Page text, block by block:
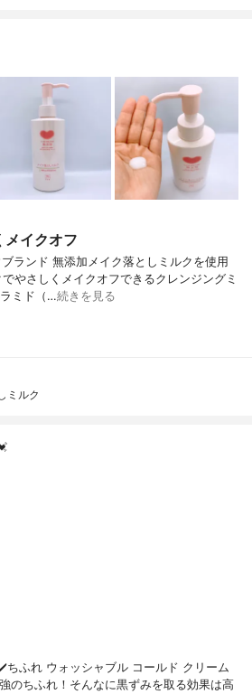
メイクオフ
ランド 無添加メイク落としミルクを使用
やさしくメイクオフできるクレンジングミ
ミド（…続きを見る
ミルク
ふれ ウォッシャブル コールド クリーム
のちふれ！そんなに黒ずみを取る効果は高